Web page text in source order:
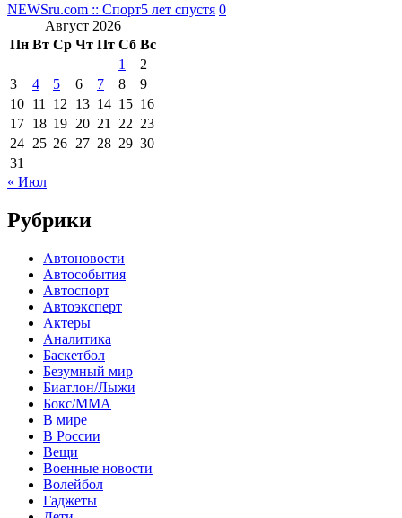
NEWSru.com :: Спорт5 лет спустя 0
Август 2026
Пн Вт Ср Чт Пт Сб Вс
1
2
3
4 5 6 7 8
9
10 11 12 13 14 15 16
17 18 19 20 21 22 23
24 25 26 27 28 29 30
31
« Июл
Рубрики
Автоновости
Автособытия
Автоспорт
Автоэксперт
Актеры
Аналитика
Баскетбол
Безумный мир
Биатлон/Лыжи
Бокс/MMA
В мире
В России
Вещи
Военные новости
Волейбол
Гаджеты